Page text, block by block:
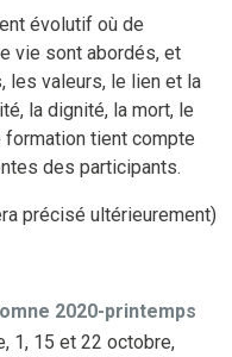
évolutif où de
vie sont abordés, et
les valeurs, le lien et la
la dignité, la mort, le
formation tient compte
des participants.
précisé ultérieurement)
2020-printemps
1, 15 et 22 octobre,